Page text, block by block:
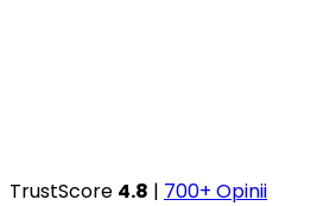
TrustScore 4.8 | 700+ Opinii